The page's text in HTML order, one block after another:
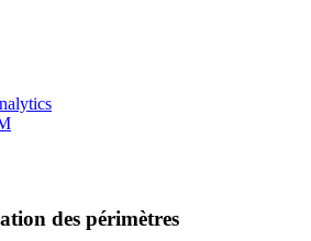
des périmètres